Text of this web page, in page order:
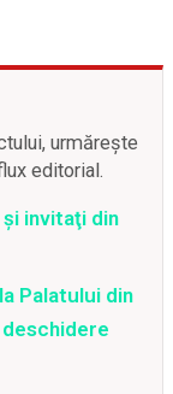
urmărește
editorial.
invitaţi din
Palatului din
deschidere